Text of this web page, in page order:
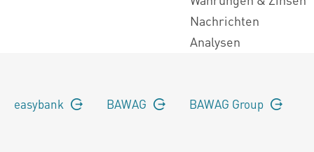
Nachrichten
Analysen
easybank BAWAG BAWAG Group